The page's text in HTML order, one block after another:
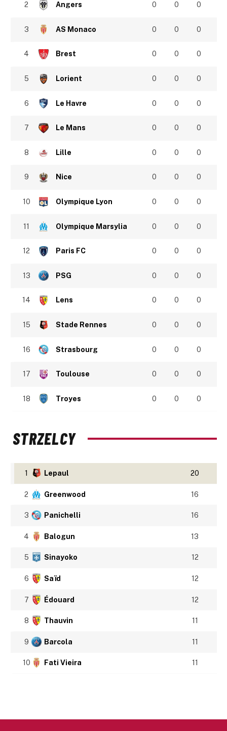
2 Angers 0 0 0
3 AS Monaco 0 0 0
4 Brest 0 0 0
5 Lorient 0 0 0
6 Le Havre 0 0 0
7 Le Mans 0 0 0
8 Lille 0 0 0
9 Nice 0 0 0
10 Olympique Lyon 0 0 0
11 Olympique Marsylia 0 0 0
12 Paris FC 0 0 0
13 PSG 0 0 0
14 Lens 0 0 0
15 Stade Rennes 0 0 0
16 Strasbourg 0 0 0
17 Toulouse 0 0 0
18 Troyes 0 0 0
STRZELCY
1 Lepaul 20
2 Greenwood 16
3 Panichelli 16
4 Balogun 13
5 Sinayoko 12
6 Saïd 12
7 Édouard 12
8 Thauvin 11
9 Barcola 11
10 Fati Vieira 11